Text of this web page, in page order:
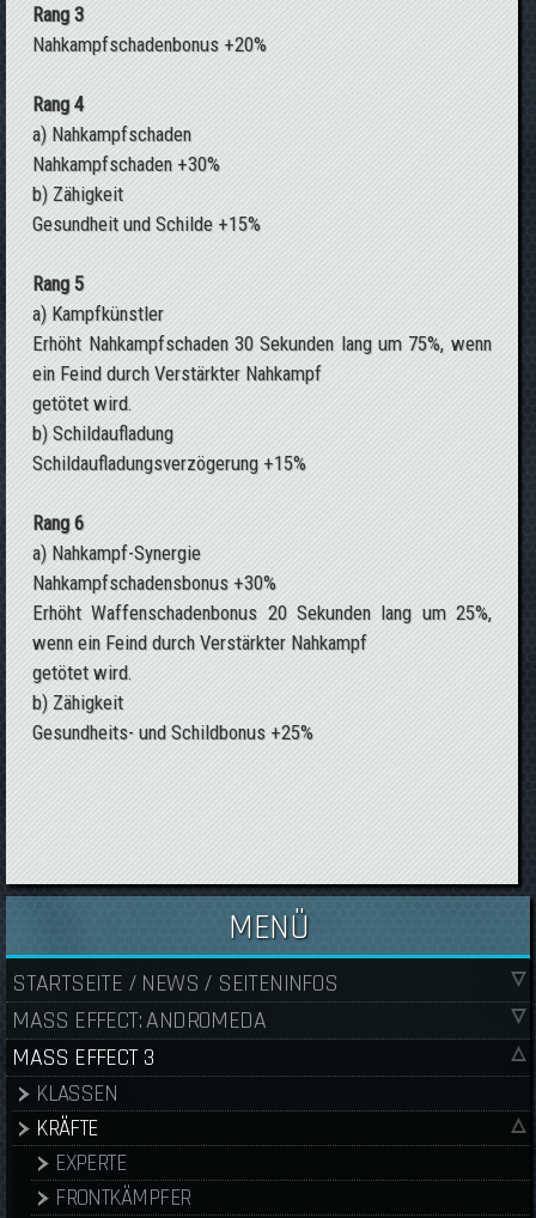
Rang 3
Nahkampfschadenbonus +20%
Rang 4
a) Nahkampfschaden
Nahkampfschaden +30%
b) Zähigkeit
Gesundheit und Schilde +15%
Rang 5
a) Kampfkünstler
Erhöht Nahkampfschaden 30 Sekunden lang um 75%, wenn
ein Feind durch Verstärkter Nahkampf
getötet wird.
b) Schildaufladung
Schildaufladungsverzögerung +15%
Rang 6
a) Nahkampf-Synergie
Nahkampfschadensbonus +30%
Erhöht Waffenschadenbonus 20 Sekunden lang um 25%,
wenn ein Feind durch Verstärkter Nahkampf
getötet wird.
b) Zähigkeit
Gesundheits- und Schildbonus +25%
MENÜ
STARTSEITE / NEWS / SEITENINFOS
MASS EFFECT: ANDROMEDA
MASS EFFECT 3
KLASSEN
KRÄFTE
EXPERTE
FRONTKÄMPFER